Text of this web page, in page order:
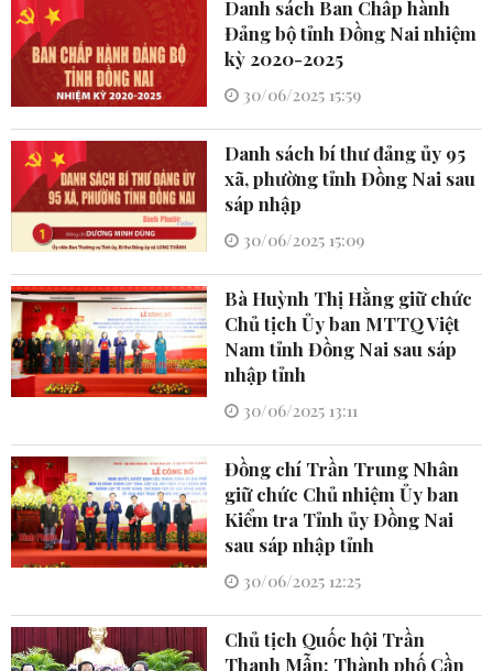
Danh sách Ban Chấp hành
Đảng bộ tỉnh Đồng Nai nhiệm
kỳ 2020-2025
30/06/2025 15:59
Danh sách bí thư đảng ủy 95
xã, phường tỉnh Đồng Nai sau
sáp nhập
30/06/2025 15:09
Bà Huỳnh Thị Hằng giữ chức
Chủ tịch Ủy ban MTTQ Việt
Nam tỉnh Đồng Nai sau sáp
nhập tỉnh
30/06/2025 13:11
Đồng chí Trần Trung Nhân
giữ chức Chủ nhiệm Ủy ban
Kiểm tra Tỉnh ủy Đồng Nai
sau sáp nhập tỉnh
30/06/2025 12:25
Chủ tịch Quốc hội Trần
Thanh Mẫn: Thành phố Cần